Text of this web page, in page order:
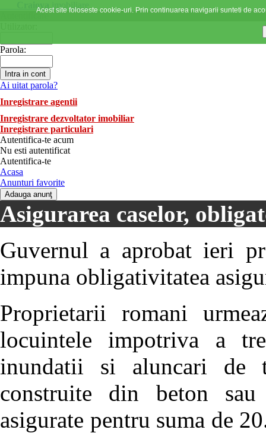
Craiova
imobiliare
Autentificare
Parola:
Ai uitat parola?
Inregistrare agentii
Inregistrare dezvoltator imobiliar
Inregistrare particulari
Autentifica-te acum
Nu esti autentificat
Autentifica-te
Acasa
Anunturi favorite
Asigurarea caselor,
Guvernul a aprobat ieri
impuna obligativitatea
Proprietarii romani
locuintele impotriva a
inundatii si aluncari de
construite din beton
asigurate pentru suma de
Acest site foloseste cookie-uri. Prin continuarea navigarii sunteti de